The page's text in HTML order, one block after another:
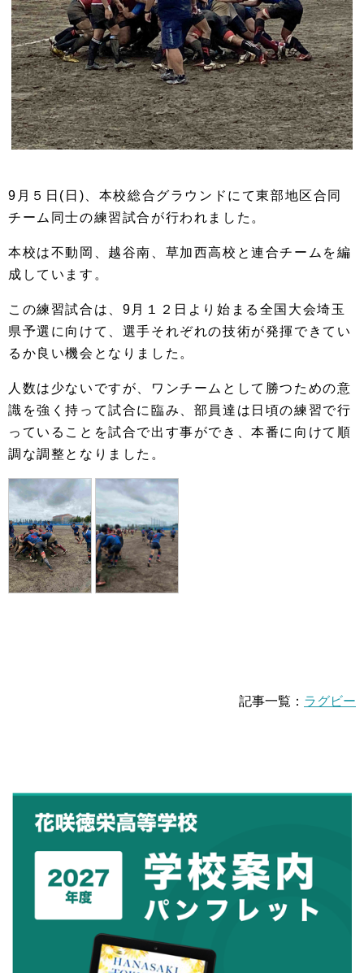
9月５日(日)、本校総合グラウンドにて東部地区合同
チーム同士の練習試合が行われました。
本校は不動岡、越谷南、草加西高校と連合チームを編
成しています。
この練習試合は、9月１２日より始まる全国大会埼玉
県予選に向けて、選手それぞれの技術が発揮できてい
るか良い機会となりました。
人数は少ないですが、ワンチームとして勝つための意
識を強く持って試合に臨み、部員達は日頃の練習で行
っていることを試合で出す事ができ、本番に向けて順
調な調整となりました。
記事一覧： ラグビー